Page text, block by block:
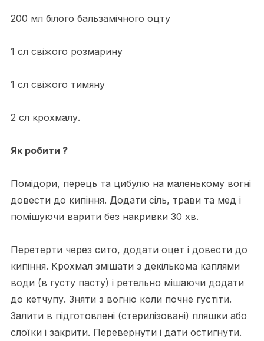
200 мл білого бальзамічного оцту
1 сл свіжого розмарину
1 сл свіжого тимяну
2 сл крохмалу.
Як робити ?
Помідори, перець та цибулю на маленькому вогні
довести до кипіння. Додати сіль, трави та мед і
помішуючи варити без накривки 30 хв.
Перетерти через сито, додати оцет і довести до
кипіння. Крохмал змішати з декількома каплями
води (в густу пасту) і ретельно мішаючи додати
до кетчупу. Зняти з вогню коли почне густіти.
Залити в підготовлені (стерилізовані) пляшки або
слоїки і закрити. Перевернути і дати остигнути.